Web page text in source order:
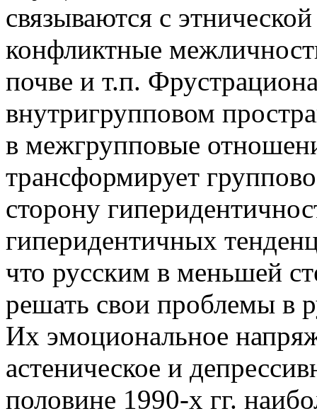
связываются с
конфликтные
почве и т.п.
внутригрупповом
в межгрупповые
трансформирует
сторону
гиперидентичных
что русским в меньшей
решать свои проблемы в
Их эмоциональное
астеническое и
половине 1990-х гг.